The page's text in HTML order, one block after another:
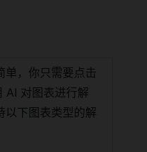
单，你只需要点击
AI 对图表进行解
以下图表类型的解